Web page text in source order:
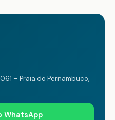
– Praia do Pernambuco,
WhatsApp